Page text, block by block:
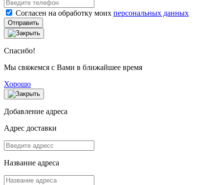
Согласен на обработку моих персональных данных
Отправить
Спасибо!
Мы свяжемся с Вами в ближайшее время
Хорошо
Добавление адреса
Адрес доставки
Название адреса